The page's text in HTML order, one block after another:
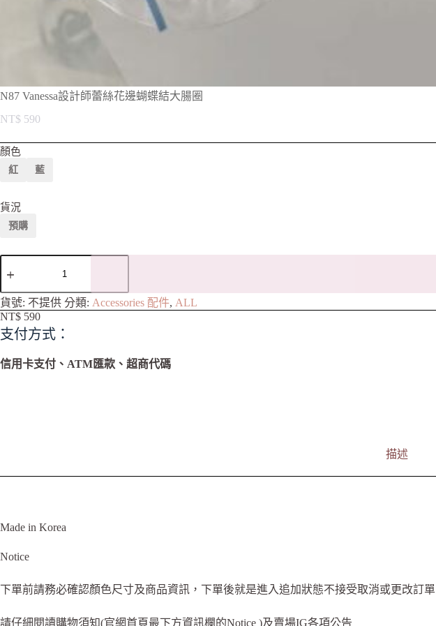
N87 Vanessa設計師蕾絲花邊蝴蝶結大腸圈
NT$ 590
顏色
紅 藍
貨況
預購
A
l
e
n
貨號: 不提供 分類: Accessories 配件, ALL
NT$ 590
支付方式：
信用卡支付、ATM匯款、超商代碼
描述
Made in Korea
Notice
下單前請務必確認顏色尺寸及商品資訊，下單後就是進入追加狀態不接受取消或更改訂單
請仔細閱讀購物須知(官網首頁最下方資訊欄的Notice )及賣場IG各項公告